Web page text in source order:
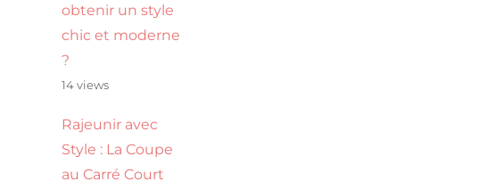
obtenir un style
chic et moderne
?
14 views
Rajeunir avec
Style : La Coupe
au Carré Court